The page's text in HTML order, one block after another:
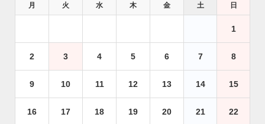
月 火 水 木 金 土 日
1
2 3 4 5 6 7 8
9 10 11 12 13 14 15
16 17 18 19 20 21 22